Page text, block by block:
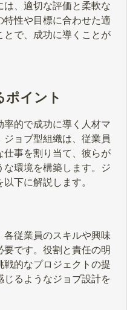
、適切な評価と柔軟な
性や目標に合わせた適
とで、成功に導くことが
ポイント
率的で成功に導く人材マ
ョブ型組織は、従業員
仕事を割り当て、彼らが
な環境を構築します。ジ
下に解説します。
各従業員のスキルや興味
です。役割と責任の明
的なプロジェクトの提
るようなジョブ設計を